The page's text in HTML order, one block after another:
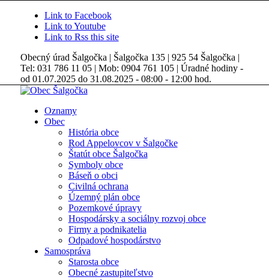
Link to Facebook
Link to Youtube
Link to Rss this site
Obecný úrad Šalgočka | Šalgočka 135 | 925 54 Šalgočka |
Tel: 031 786 11 05 | Mob: 0904 761 105 | Úradné hodiny -
od 01.07.2025 do 31.08.2025 - 08:00 - 12:00 hod.
Oznamy
Obec
História obce
Rod Appelovcov v Šalgočke
Štatút obce Šalgočka
Symboly obce
Báseň o obci
Civilná ochrana
Územný plán obce
Pozemkové úpravy
Hospodársky a sociálny rozvoj obce
Firmy a podnikatelia
Odpadové hospodárstvo
Samospráva
Starosta obce
Obecné zastupiteľstvo